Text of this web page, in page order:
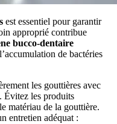
est essentiel pour garantir
approprié contribue
bucco-dentaire
de bactéries
les gouttières avec
. Évitez les produits
matériau de la gouttière.
entretien adéquat :